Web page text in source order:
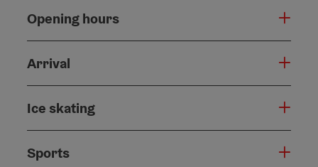
Opening hours
Arrival
Ice skating
Sports